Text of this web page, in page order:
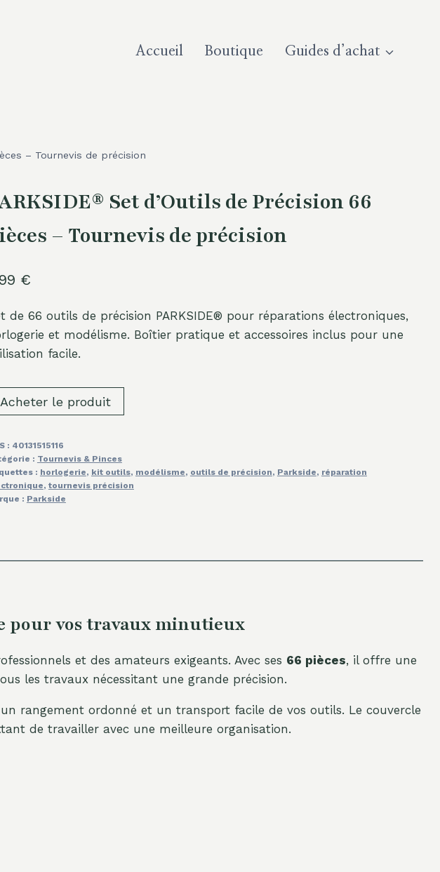
Accueil Boutique Guides d’achat
– Tournevis de précision
Set d’Outils de Précision 66
– Tournevis de précision
€
de 66 outils de précision PARKSIDE® pour réparations électroniques,
et modélisme. Boîtier pratique et accessoires inclus pour une
facile.
Acheter le produit
: 40131515116
: Tournevis & Pinces
: horlogerie, kit outils, modélisme, outils de précision, Parkside, réparation
, tournevis précision
: Parkside
pour vos travaux minutieux
et des amateurs exigeants. Avec ses 66 pièces, il offre une
les travaux nécessitant une grande précision.
rangement ordonné et un transport facile de vos outils. Le couvercle
de travailler avec une meilleure organisation.